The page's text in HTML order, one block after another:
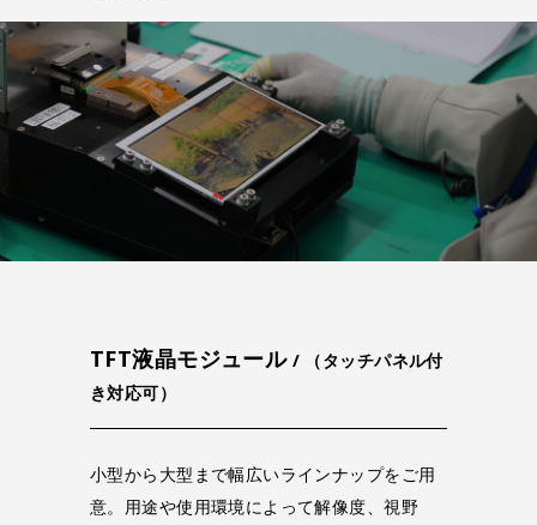
TFT液晶モジュール / （タッチパネル付
き対応可）
小型から大型まで幅広いラインナップをご用
意。用途や使用環境によって解像度、視野